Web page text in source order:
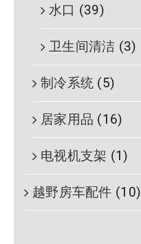
水口 (39)
卫生间清洁 (3)
制冷系统 (5)
居家用品 (16)
电视机支架 (1)
越野房车配件 (10)